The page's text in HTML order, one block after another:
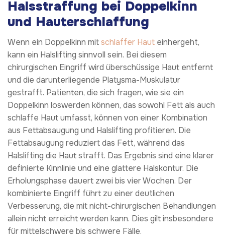
Halsstraffung bei Doppelkinn
und Hauterschlaffung
Wenn ein Doppelkinn mitschlaffer Haut einhergeht,
kann ein Halslifting sinnvoll sein. Bei diesem
chirurgischen Eingriff wird überschüssige Haut entfernt
und die darunterliegende Platysma-Muskulatur
gestrafft. Patienten, die sich fragen, wie sie ein
Doppelkinn loswerden können, das sowohl Fett als auch
schlaffe Haut umfasst, können von einer Kombination
aus Fettabsaugung und Halslifting profitieren. Die
Fettabsaugung reduziert das Fett, während das
Halslifting die Haut strafft. Das Ergebnis sind eine klarer
definierte Kinnlinie und eine glattere Halskontur. Die
Erholungsphase dauert zwei bis vier Wochen. Der
kombinierte Eingriff führt zu einer deutlichen
Verbesserung, die mit nicht-chirurgischen Behandlungen
allein nicht erreicht werden kann. Dies gilt insbesondere
für mittelschwere bis schwere Fälle.